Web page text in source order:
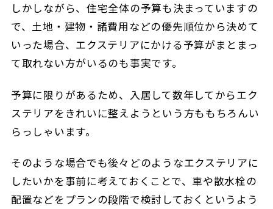
しかしながら、住宅全体の予算も決まっていますの
で、土地・建物・諸費用などの優先順位から決めて
いった場合、エクステリアにかける予算がまとまっ
て取れない方がいるのも事実です。
予算に限りがあるため、入居して数年してからエク
ステリアをきれいに整えようという方ももちろんい
らっしゃいます。
そのような場合でも後々どのようなエクステリアに
したいかを事前に考えておくことで、車や散水栓の
配置などをプランの段階で検討しておくというよう